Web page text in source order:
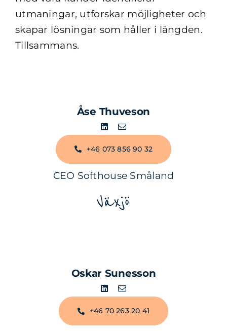
utmaningar, utforskar möjligheter och
skapar lösningar som håller i längden.
Tillsammans.
Åse Thuveson
+46 073 856 90 32
CEO Softhouse Småland
Växjö
Oskar Sunesson
+46 70 263 20 41